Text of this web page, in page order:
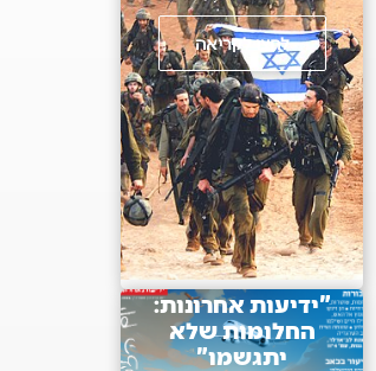
לחצו לקריאה
"ידיעות אחרונות:
החלומות שלא
יתגשמו"